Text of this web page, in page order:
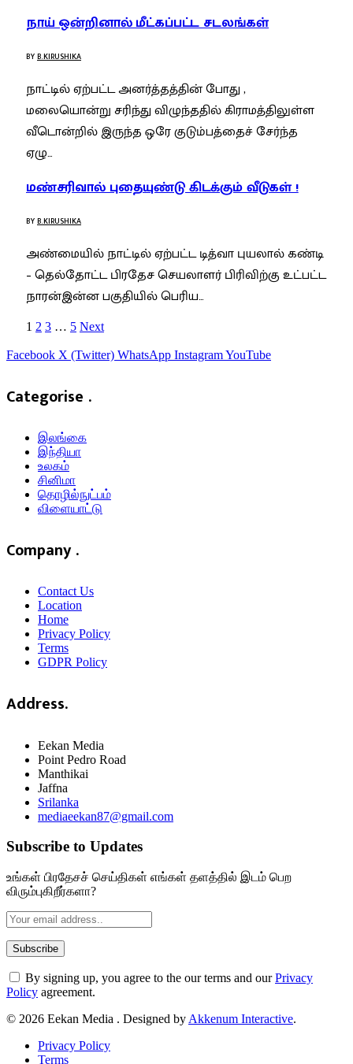
நாய் ஒன்றினால் மீட்கப்பட்ட சடலங்கள்
BYB.KIRUSHIKA
நாட்டில் ஏற்பட்ட அனர்த்தத்தின் போது ,
மலையொன்று சரிந்து விழுந்ததில் கிராமத்திலுள்ள
வீடொன்றில் இருந்த ஒரே குடும்பத்தைச் சேர்ந்த
ஏழு…
மண்சரிவால் புதையுண்டு கிடக்கும் வீடுகள் !
BYB.KIRUSHIKA
அண்மையில் நாட்டில் ஏற்பட்ட டித்வா புயலால் கண்டி
– தெல்தோட்ட பிரதேச செயலாளர் பிரிவிற்கு உட்பட்ட
நாரன்இன்ன பகுதியில் பெரிய…
1 2 3 … 5 Next
Facebook X (Twitter) WhatsApp InstagramYouTube
Categorise .
இலங்கை
இந்தியா
உலகம்
சினிமா
தொழில்நுட்பம்
விளையாட்டு
Company .
Contact Us
Location
Home
Privacy Policy
Terms
GDPR Policy
Address.
Eekan Media
Point Pedro Road
Manthikai
Jaffna
Srilanka
mediaeekan87@gmail.com
Subscribe to Updates
உங்கள் பிரதேசச் செய்திகள் எங்கள் தளத்தில் இடம் பெற
விரும்புகிறீர்களா?
By signing up, you agree to the our terms and ourPrivacy
Policy agreement.
© 2026 Eekan Media . Designed by Akkenum Interactive.
Privacy Policy
Terms